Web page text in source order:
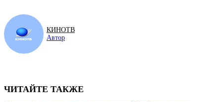
КИНОТВ
Автор
ЧИТАЙТЕ ТАКЖЕ